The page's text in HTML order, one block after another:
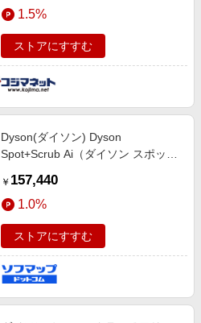
1.5%
ストアにすすむ
Dyson(ダイソン) Dyson
Spot+Scrub Ai（ダイソン スポット
ブラック/ブルー ［吸引＋拭くタイ
プ（水拭き・乾拭き）］
￥ 157,440
1.0%
ストアにすすむ